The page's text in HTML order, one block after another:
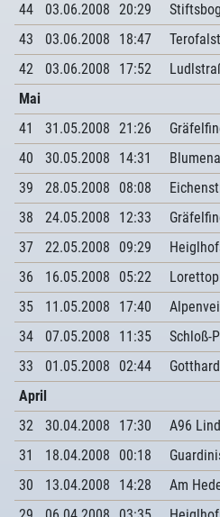
44
03.06.2008 20:29
43
03.06.2008 18:47
42
03.06.2008 17:52
Mai
41
31.05.2008 21:26
40
30.05.2008 14:31
39
28.05.2008 08:08
38
24.05.2008 12:33
37
22.05.2008 09:29
36
16.05.2008 05:22
35
11.05.2008 17:40
34
07.05.2008 11:35
Schloß-
33
01.05.2008 02:44
April
32
30.04.2008 17:30
A96
31
18.04.2008 00:18
30
13.04.2008 14:28
Am